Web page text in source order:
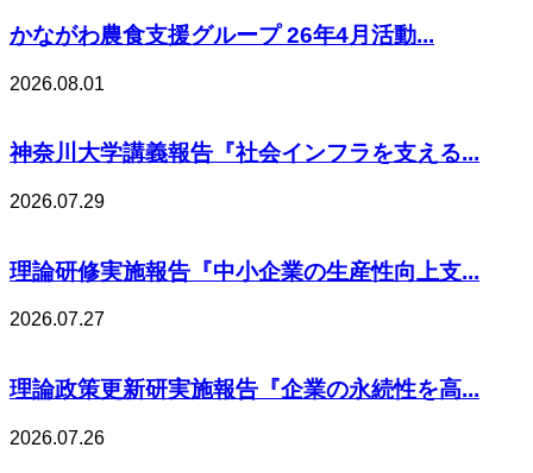
かながわ農食支援グループ 26年4月活動...
2026.08.01
神奈川大学講義報告『社会インフラを支える...
2026.07.29
理論研修実施報告『中小企業の生産性向上支...
2026.07.27
理論政策更新研実施報告『企業の永続性を高...
2026.07.26